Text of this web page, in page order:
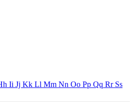
Ii Jj Kk Ll Mm Nn Oo Pp Qq Rr Ss